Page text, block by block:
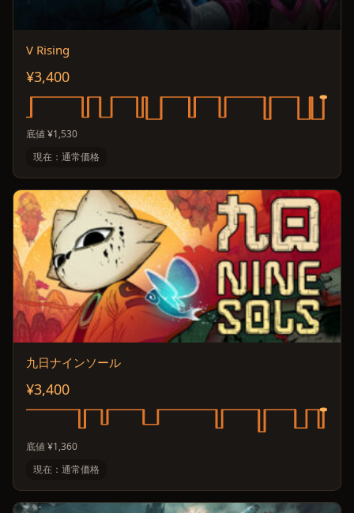
V Rising
¥3,400
底値 ¥1,530
現在：通常価格
九日ナインソール
¥3,400
底値 ¥1,360
現在：通常価格